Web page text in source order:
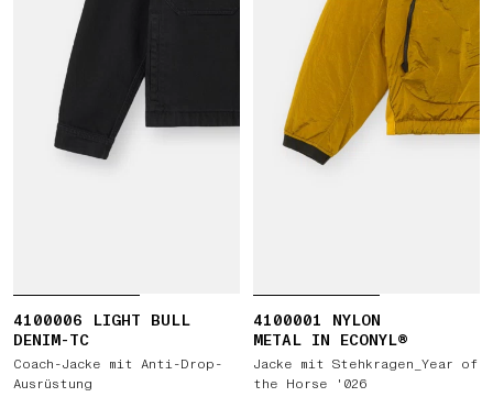
4100006 LIGHT BULL
DENIM-TC
Coach-Jacke mit Anti-Drop-
Ausrüstung
4100001 NYLON
METAL IN ECONYL®
Jacke mit Stehkragen_Year of
the Horse '026